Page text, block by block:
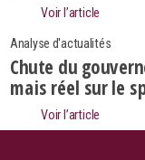
Voir l’article
Analyse d'actualités
Chute du
mais réel sur le
Voir l’article